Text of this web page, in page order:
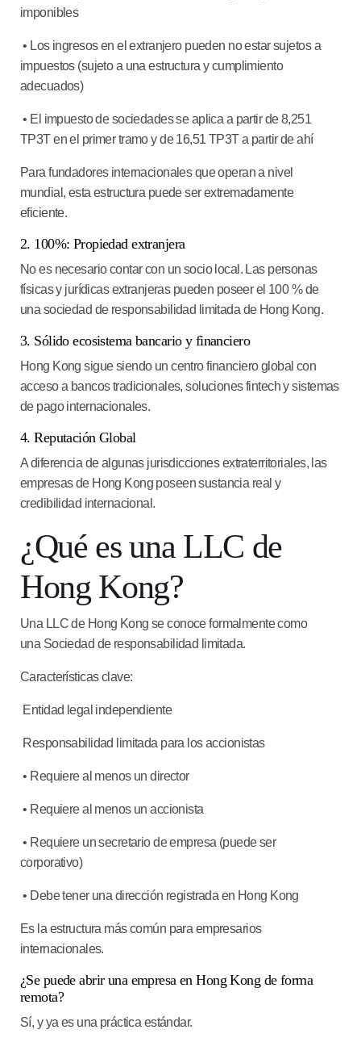
imponibles
• Los ingresos en el extranjero pueden no estar sujetos a
impuestos (sujeto a una estructura y cumplimiento
adecuados)
• El impuesto de sociedades se aplica a partir de 8,251
TP3T en el primer tramo y de 16,51 TP3T a partir de ahí
Para fundadores internacionales que operan a nivel
mundial, esta estructura puede ser extremadamente
eficiente.
2. 100%: Propiedad extranjera
No es necesario contar con un socio local. Las personas
físicas y jurídicas extranjeras pueden poseer el 100 % de
una sociedad de responsabilidad limitada de Hong Kong.
3. Sólido ecosistema bancario y financiero
Hong Kong sigue siendo un centro financiero global con
acceso a bancos tradicionales, soluciones fintech y sistemas
de pago internacionales.
4. Reputación Global
A diferencia de algunas jurisdicciones extraterritoriales, las
empresas de Hong Kong poseen sustancia real y
credibilidad internacional.
¿Qué es una LLC de
Hong Kong?
Una LLC de Hong Kong se conoce formalmente como
una Sociedad de responsabilidad limitada.
Características clave:
Entidad legal independiente
Responsabilidad limitada para los accionistas
• Requiere al menos un director
• Requiere al menos un accionista
• Requiere un secretario de empresa (puede ser
corporativo)
• Debe tener una dirección registrada en Hong Kong
Es la estructura más común para empresarios
internacionales.
¿Se puede abrir una empresa en Hong Kong de forma
remota?
Sí, y ya es una práctica estándar.